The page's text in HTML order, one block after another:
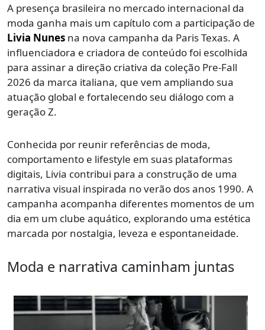
A presença brasileira no mercado internacional da
moda ganha mais um capítulo com a participação de
Livia Nunes na nova campanha da Paris Texas. A
influenciadora e criadora de conteúdo foi escolhida
para assinar a direção criativa da coleção Pre-Fall
2026 da marca italiana, que vem ampliando sua
atuação global e fortalecendo seu diálogo com a
geração Z.
Conhecida por reunir referências de moda,
comportamento e lifestyle em suas plataformas
digitais, Livia contribui para a construção de uma
narrativa visual inspirada no verão dos anos 1990. A
campanha acompanha diferentes momentos de um
dia em um clube aquático, explorando uma estética
marcada por nostalgia, leveza e espontaneidade.
Moda e narrativa caminham juntas